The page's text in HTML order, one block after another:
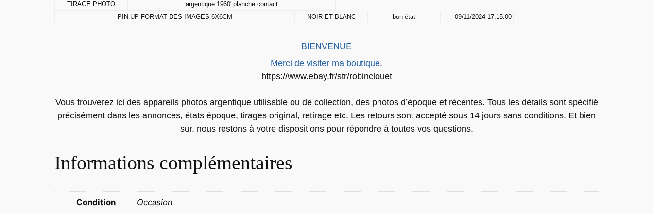
A
E
P
H
T
P
c
TIRAGE PHOTO
argentique 1960′ planche contact
PIN-UP FORMAT DES IMAGES 6X6CM
NOIR ET BLANC bon état 09/11/2024 17:15:00
BIENVENUE
Merci de visiter ma boutique.
https://www.ebay.fr/str/robinclouet
Vous trouverez ici des appareils photos argentique utilisable ou de collection, des photos d’époque et récentes. Tous les détails sont spécifié
précisément dans les annonces, états époque, tirages original, retirage etc. Les retours sont accepté sous 14 jours sans conditions. Et bien
sur, nous restons à votre dispositions pour répondre à toutes vos questions.
Informations complémentaires
Condition Occasion